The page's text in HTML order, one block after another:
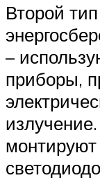
Второй
–
приборы,
монтируют